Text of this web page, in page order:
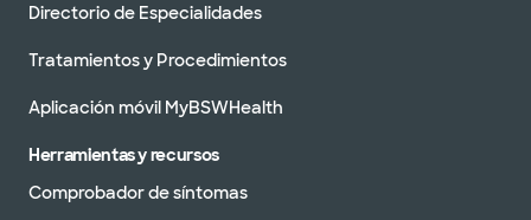
Directorio de Especialidades
Tratamientos y Procedimientos
Aplicación móvil MyBSWHealth
Herramientas y recursos
Comprobador de síntomas